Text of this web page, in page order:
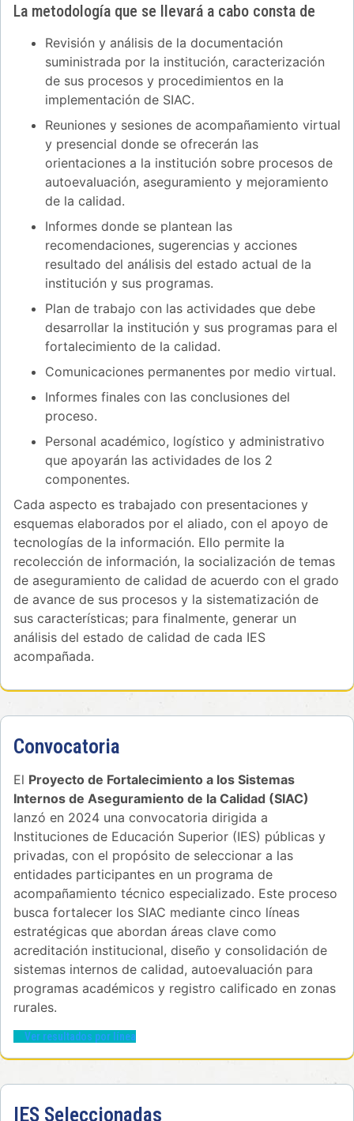
La metodología que se llevará a cabo consta de
Revisión y análisis de la documentación
suministrada por la institución, caracterización
de sus procesos y procedimientos en la
implementación de SIAC.
Reuniones y sesiones de acompañamiento virtual
y presencial donde se ofrecerán las
orientaciones a la institución sobre procesos de
autoevaluación, aseguramiento y mejoramiento
de la calidad.
Informes donde se plantean las
recomendaciones, sugerencias y acciones
resultado del análisis del estado actual de la
institución y sus programas.
Plan de trabajo con las actividades que debe
desarrollar la institución y sus programas para el
fortalecimiento de la calidad.
Comunicaciones permanentes por medio virtual.
Informes finales con las conclusiones del
proceso.
Personal académico, logístico y administrativo
que apoyarán las actividades de los 2
componentes.
Cada aspecto es trabajado con presentaciones y
esquemas elaborados por el aliado, con el apoyo de
tecnologías de la información. Ello permite la
recolección de información, la socialización de temas
de aseguramiento de calidad de acuerdo con el grado
de avance de sus procesos y la sistematización de
sus características; para finalmente, generar un
análisis del estado de calidad de cada IES
acompañada.
Convocatoria
El Proyecto de Fortalecimiento a los Sistemas
Internos de Aseguramiento de la Calidad (SIAC)
lanzó en 2024 una convocatoria dirigida a
Instituciones de Educación Superior (IES) públicas y
privadas, con el propósito de seleccionar a las
entidades participantes en un programa de
acompañamiento técnico especializado. Este proceso
busca fortalecer los SIAC mediante cinco líneas
estratégicas que abordan áreas clave como
acreditación institucional, diseño y consolidación de
sistemas internos de calidad, autoevaluación para
programas académicos y registro calificado en zonas
rurales.
Ver resultados por línea
IES Seleccionadas